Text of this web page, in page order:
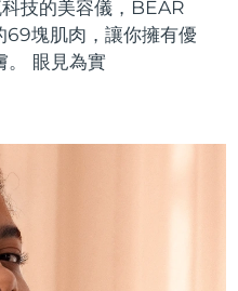
技的美容儀，BEAR
塊肌肉，讓你擁有優
。 眼見為實
massage
zone
on-the-go
smoothing device
skincare
red light therapy
device for young skin
toothbrush
sonic toothbrush
toothbrush
NEW
預計送達日期8/15/26
預計送達日期